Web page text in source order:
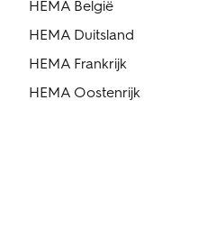
HEMA België
HEMA Duitsland
HEMA Frankrijk
HEMA Oostenrijk